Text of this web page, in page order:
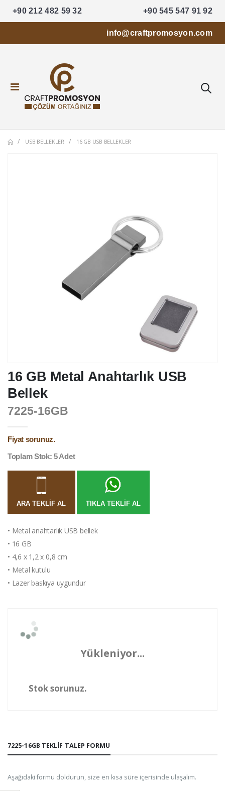
+90 212 482 59 32 +90 545 547 91 92
info@craftpromosyon.com
USB BELLEKLER 16 GB USB BELLEKLER
16 GB Metal Anahtarlık USB
Bellek
7225-16GB
Fiyat sorunuz.
Toplam Stok: 5 Adet
ARA TEKLIF AL TIKLA TEKLIF AL
• Metal anahtarlık USB bellek
• 16 GB
• 4,6 x 1,2 x 0,8 cm
• Metal kutulu
• Lazer baskıya uygundur
Yükleniyor...
Stok sorunuz.
7225-16GB TEKLIF TALEP FORMU
Aşağıdaki formu doldurun, size en kısa süre içerisinde ulaşalım.